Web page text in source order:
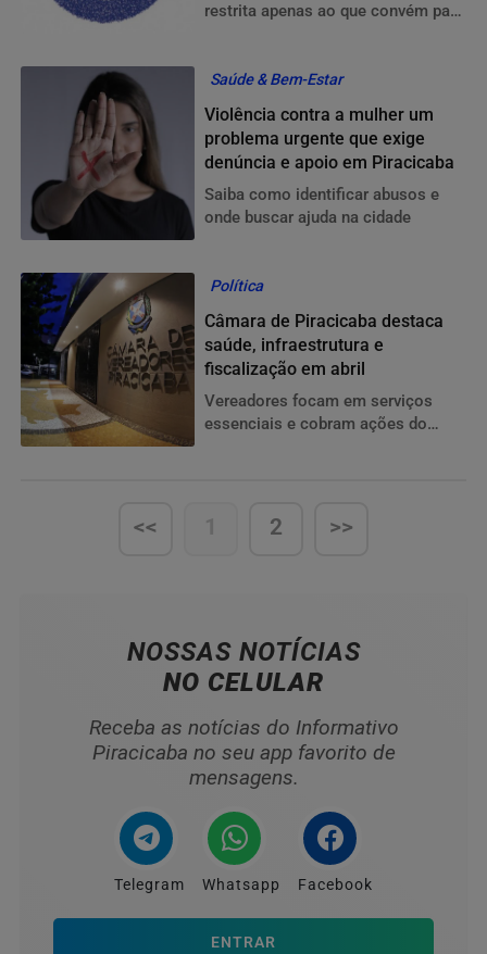
restrita apenas ao que convém para
Saúde & Bem-Estar
Violência contra a mulher um
problema urgente que exige
denúncia e apoio em Piracicaba
Saiba como identificar abusos e
onde buscar ajuda na cidade
Política
Câmara de Piracicaba destaca
saúde, infraestrutura e
fiscalização em abril
Vereadores focam em serviços
essenciais e cobram ações do
<< 1 2 >>
NOSSAS NOTÍCIAS
NO CELULAR
Receba as notícias do Informativo
Piracicaba no seu app favorito de
mensagens.
Telegram Whatsapp Facebook
ENTRAR